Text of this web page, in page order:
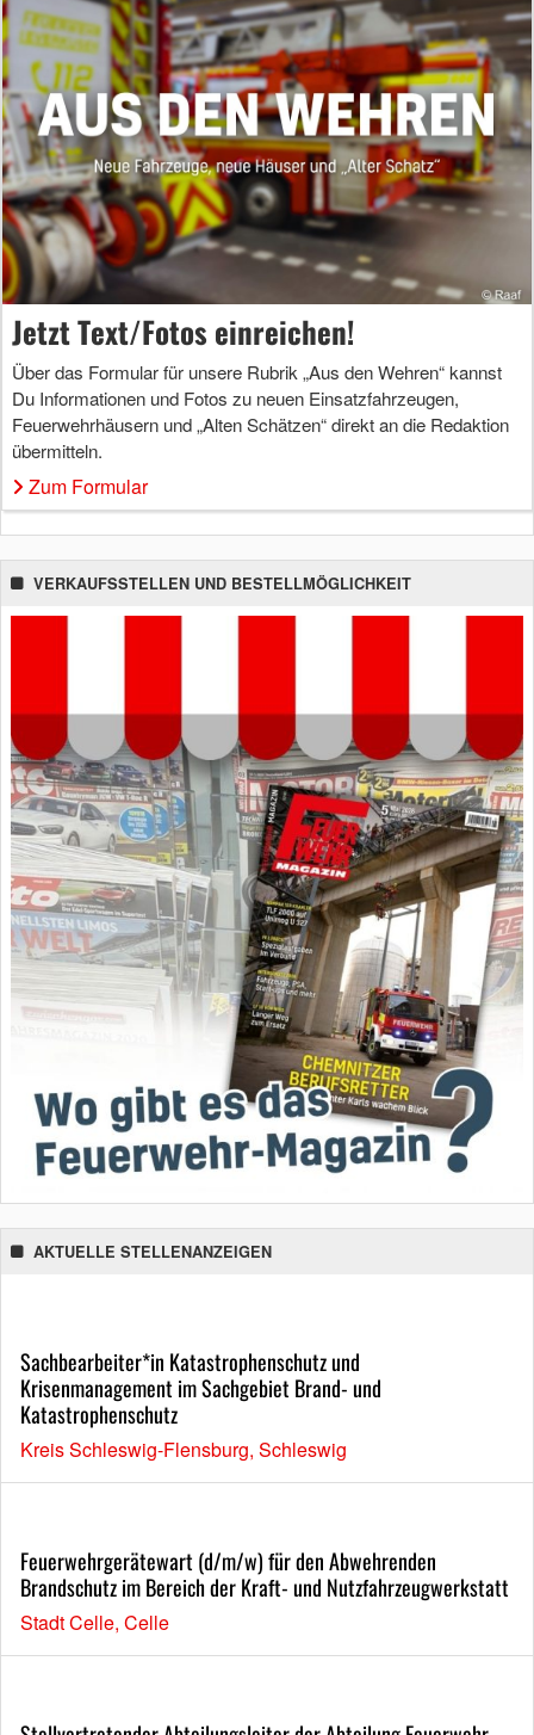
Jetzt Text/Fotos einreichen!
Über das Formular für unsere Rubrik „Aus den Wehren“ kannst
Du Informationen und Fotos zu neuen Einsatzfahrzeugen,
Feuerwehrhäusern und „Alten Schätzen“ direkt an die Redaktion
übermitteln.
Zum Formular
VERKAUFSSTELLEN UND BESTELLMÖGLICHKEIT
AKTUELLE STELLENANZEIGEN
Sachbearbeiter*in Katastrophenschutz und
Krisenmanagement im Sachgebiet Brand- und
Katastrophenschutz
Kreis Schleswig-Flensburg, Schleswig
Feuerwehrgerätewart (d/m/w) für den Abwehrenden
Brandschutz im Bereich der Kraft- und Nutzfahrzeugwerkstatt
Stadt Celle, Celle